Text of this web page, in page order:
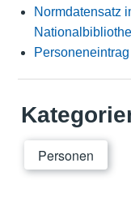
Normdatensatz
Personen